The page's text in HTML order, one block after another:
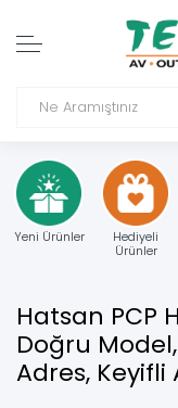
Yeni Ürünler
Hediyeli
Ürünler
Hatsan PCP
Doğru
Adres, Keyifli